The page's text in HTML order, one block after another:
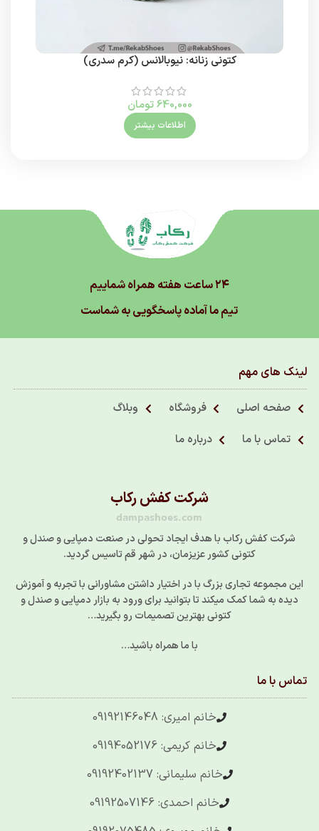
کتونی زنانه: نیوبالانس (کرم سدری)
640,000تومان
اطلاعات بیشتر
۲۴ ساعت هفته همراه شماییم
تیم ما آماده پاسخگویی به شماست
لینک های مهم
صفحه اصلی فروشگاه
وبلاگ
تماس با ما
درباره ما
شرکت کفش رکاب
dampashoes.com
شرکت کفش رکاب با هدف ایجاد تحولی در صنعت دمپایی و صندل و
کتونی کشور عزیزمان، در شهر قم تاسیس گردید.
این مجموعه تجاری بزرگ با در اختیار داشتن مشاورانی با تجربه و آموزش
دیده به شما کمک میکند تا بتوانید برای ورود به بازار دمپایی و صندل و
کتونی بهترین تصمیمات رو بگیرید…
با ما همراه باشید…
تماس با ما
خانم امیری: 09192146048
خانم کریمی: 09194052176
خانم سلیمانی: 09192402137
خانم احمدی: 09192507146